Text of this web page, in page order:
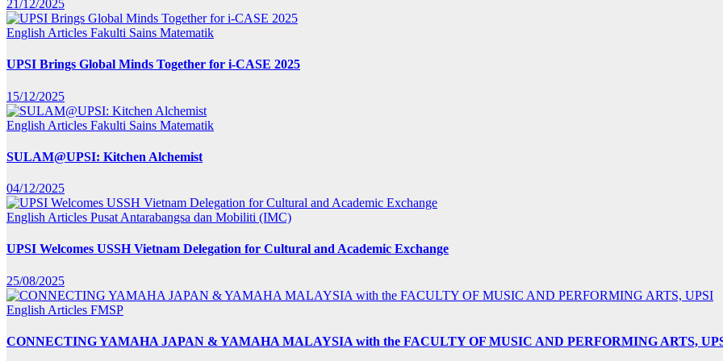
21/12/2025
English Articles Fakulti Sains Matematik
UPSI Brings Global Minds Together for i-CASE 2025
15/12/2025
English Articles Fakulti Sains Matematik
SULAM@UPSI: Kitchen Alchemist
04/12/2025
English Articles Pusat Antarabangsa dan Mobiliti (IMC)
UPSI Welcomes USSH Vietnam Delegation for Cultural and Academic Exchange
25/08/2025
English Articles FMSP
CONNECTING YAMAHA JAPAN & YAMAHA MALAYSIA with the FACULTY OF MUSIC AND PERFORMING ARTS,